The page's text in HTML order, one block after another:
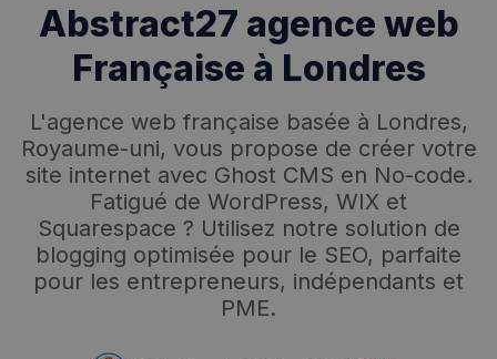
Abstract27 agence web
Française à Londres
L'agence web française basée à Londres,
Royaume-uni, vous propose de créer votre
site internet avec Ghost CMS en No-code.
Fatigué de WordPress, WIX et
Squarespace ? Utilisez notre solution de
blogging optimisée pour le SEO, parfaite
pour les entrepreneurs, indépendants et
PME.